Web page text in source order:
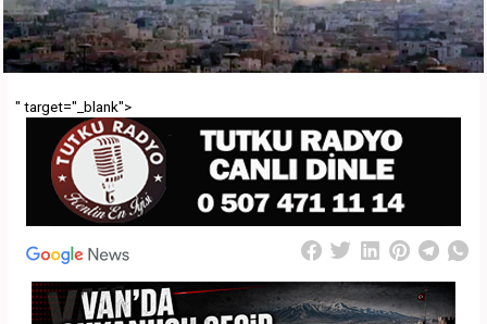
" target="_blank">